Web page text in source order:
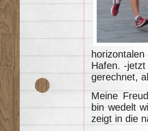
Hafen. -
gerechnet,
Meine
bin wedelt
zeigt in die